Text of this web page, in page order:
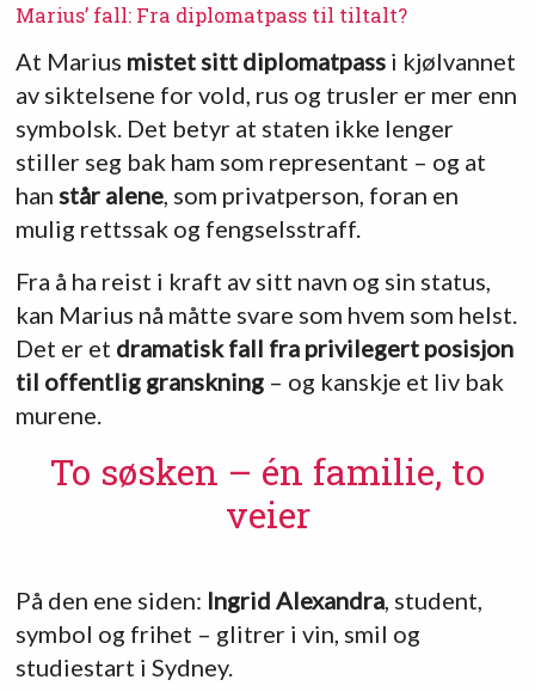
Marius’ fall: Fra diplomatpass til tiltalt?
At Marius mistet sitt diplomatpassi kjølvannet
av siktelsene for vold, rus og trusler er mer enn
symbolsk. Det betyr at staten ikke lenger
stiller seg bak ham som representant – og at
han står alene, som privatperson, foran en
mulig rettssak og fengselsstraff.
Fra å ha reist i kraft av sitt navn og sin status,
kan Marius nå måtte svare som hvem som helst.
Det er et dramatisk fall fra privilegert posisjon
til offentlig granskning– og kanskje et liv bak
murene.
To søsken – én familie, to
veier
På den ene siden: Ingrid Alexandra, student,
symbol og frihet – glitrer i vin, smil og
studiestart i Sydney.